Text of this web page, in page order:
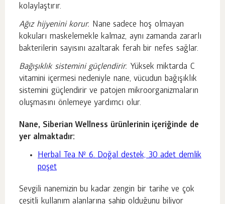
kolaylaştırır.
Ağız hijyenini korur. Nane sadece hoş olmayan
kokuları maskelemekle kalmaz, aynı zamanda zararlı
bakterilerin sayısını azaltarak ferah bir nefes sağlar.
Bağışıklık sistemini güçlendirir. Yüksek miktarda C
vitamini içermesi nedeniyle nane, vücudun bağışıklık
sistemini güçlendirir ve patojen mikroorganizmaların
oluşmasını önlemeye yardımcı olur.
Nane, Siberian Wellness ürünlerinin içeriğinde de
yer almaktadır:
Herbal Tea № 6. Doğal destek, 30 adet demlik
poşet
Sevgili nanemizin bu kadar zengin bir tarihe ve çok
çeşitli kullanım alanlarına sahip olduğunu biliyor